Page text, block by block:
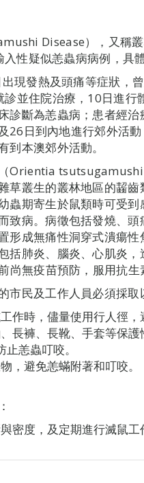
Disease），又稱
性疑似恙蟲病病例，具
現發熱及頭痛等症狀，
並住院治療，10日進行
診斷為恙蟲病；患者經治
26日到內地進行郊外活動
本澳郊外活動。
Orientia
草叢生的叢林地區的齧
蟲期寄生於鼠類時可受
致病。病徵包括發燒、
形成無痛性洞穿式潰瘍
括肺炎、腦炎、心肌炎
無疫苗預防，服用抗生
民及工作人員必須採取
作時，儘量使用行人徑
長褲、長靴、手套等保
恙蟲叮咬。
，避免恙蟎附著和叮咬。
密度，及定期進行滅鼠工